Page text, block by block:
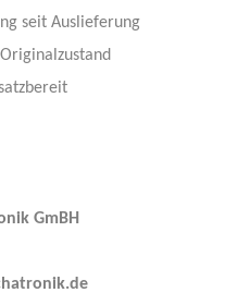
seit Auslieferung
GmBH